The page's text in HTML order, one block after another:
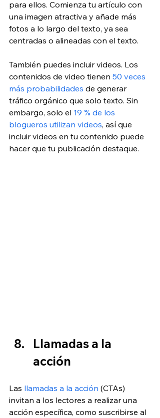
para ellos. Comienza tu artículo con
una imagen atractiva y añade más
fotos a lo largo del texto, ya sea
centradas o alineadas con el texto.
También puedes incluir videos. Los
contenidos de video tienen 50 veces
más probabilidades de generar
tráfico orgánico que solo texto. Sin
embargo, solo el 19 % de los
blogueros utilizan videos, así que
incluir videos en tu contenido puede
hacer que tu publicación destaque.
Llamadas a la
acción
Las llamadas a la acción (CTAs)
invitan a los lectores a realizar una
acción específica, como suscribirse al